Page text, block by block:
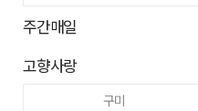
주간매일
고향사랑
구미